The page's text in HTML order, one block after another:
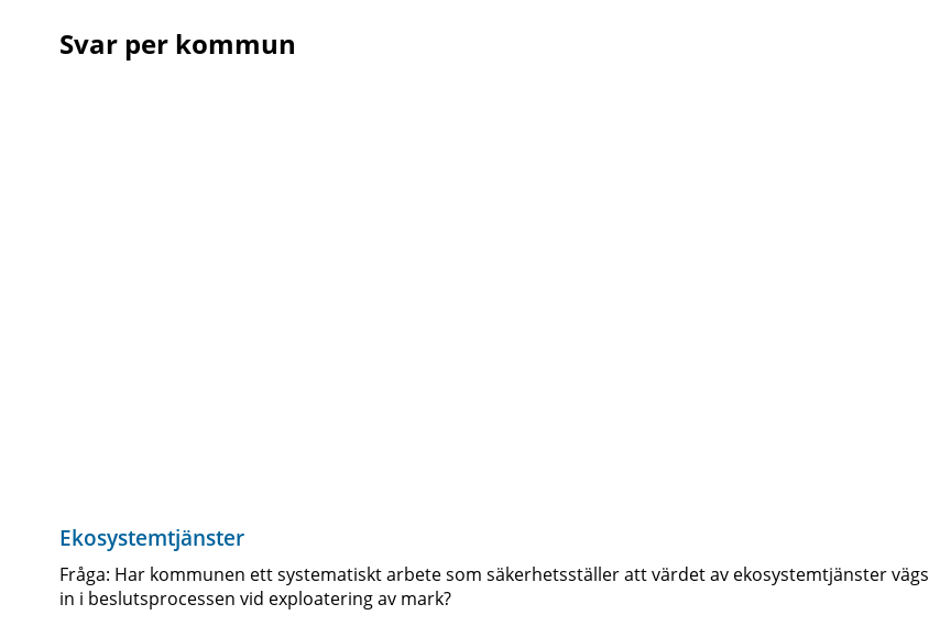
Svar per kommun
Ekosystemtjänster
Fråga: Har kommunen ett systematiskt arbete som säkerhetsställer att värdet av ekosystemtjänster vägs
in i beslutsprocessen vid exploatering av mark?